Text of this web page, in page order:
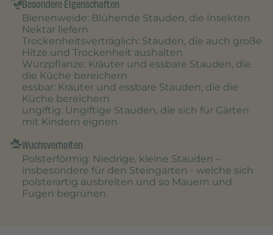
Besondere Eigenschaften
Bienenweide: Blühende Stauden, die Insekten
Nektar liefern
Trockenheitsverträglich: Stauden, die auch große
Hitze und Trockenheit aushalten
Würzpflanze: Kräuter und essbare Stauden, die
die Küche bereichern
essbar: Kräuter und essbare Stauden, die die
Küche bereichern
ungiftig: Ungiftige Stauden, die sich für Gärten
mit Kindern eignen
Wuchsverhalten
Polsterförmig: Niedrige, kleine Stauden –
insbesondere für den Steingarten - welche sich
polsterartig ausbreiten und so Mauern und
Fugen begrünen.